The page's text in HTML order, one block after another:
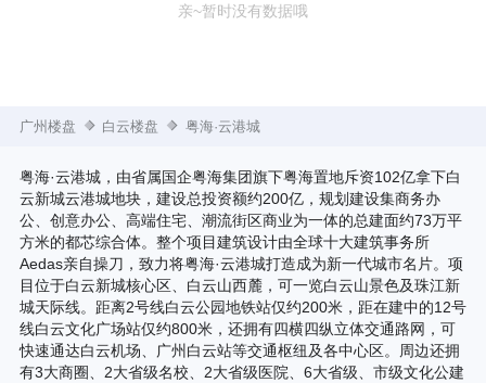
亲~暂时没有数据哦
广州楼盘 白云楼盘 粤海·云港城
粤海·云港城，由省属国企粤海集团旗下粤海置地斥资102亿拿下白
云新城云港城地块，建设总投资额约200亿，规划建设集商务办
公、创意办公、高端住宅、潮流街区商业为一体的总建面约73万平
方米的都芯综合体。整个项目建筑设计由全球十大建筑事务所
Aedas亲自操刀，致力将粤海·云港城打造成为新一代城市名片。项
目位于白云新城核心区、白云山西麓，可一览白云山景色及珠江新
城天际线。距离2号线白云公园地铁站仅约200米，距在建中的12号
线白云文化广场站仅约800米，还拥有四横四纵立体交通路网，可
快速通达白云机场、广州白云站等交通枢纽及各中心区。周边还拥
有3大商圈、2大省级名校、2大省级医院、6大省级、市级文化公建